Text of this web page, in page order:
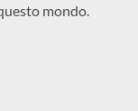
mondo.